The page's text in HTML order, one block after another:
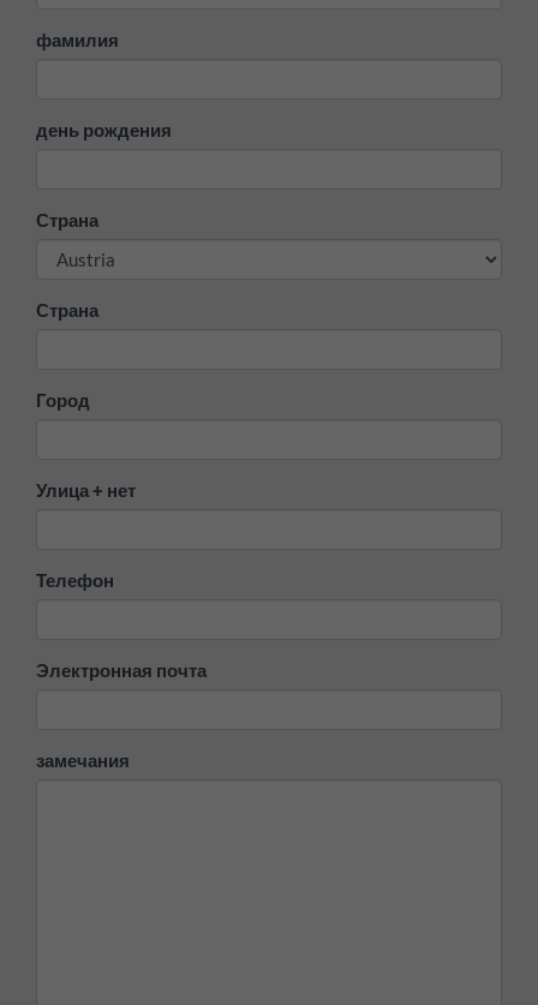
фамилия
день рождения
Страна
Страна
Город
Улица + нет
Телефон
Электронная почта
замечания